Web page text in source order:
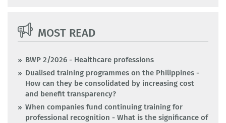
MOST READ
BWP 2/2026 - Healthcare professions
Dualised training programmes on the Philippines -
How can they be consolidated by increasing cost
and benefit transparency?
When companies fund continuing training for
professional recognition - What is the significance of